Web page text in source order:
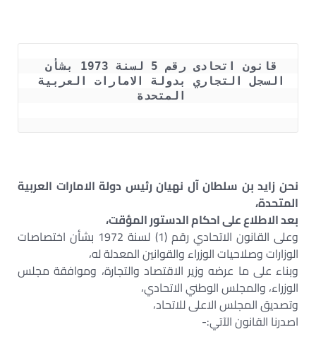
المتحدة
نحن زايد بن سلطان آل نهيان رئيس دولة الامارات العربية
المتحدة،
بعد الاطلاع على احكام الدستور المؤقت،
وعلى القانون الاتحادي رقم (1) لسنة 1972 بشأن اختصاصات
الوزارات وصلاحيات الوزراء والقوانين المعدلة له،
وبناء على ما عرضه وزير الاقتصاد والتجارة، وموافقة مجلس
الوزراء، والمجلس الوطني الاتحادي،
وتصديق المجلس الاعلى للاتحاد،
اصدرنا القانون الآتي:-